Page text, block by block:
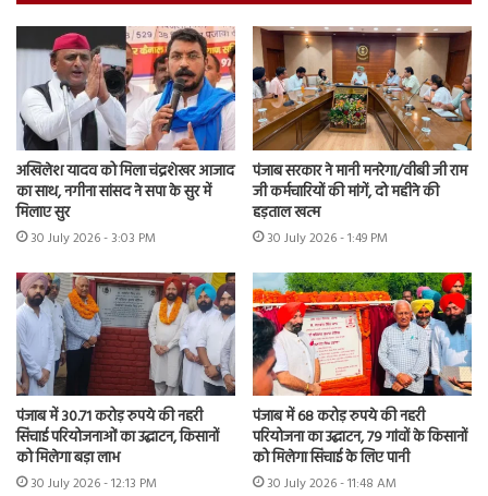
अखिलेश यादव को मिला चंद्रशेखर आजाद
का साथ, नगीना सांसद ने सपा के सुर में
मिलाए सुर
30 July 2026 - 3:03 PM
पंजाब सरकार ने मानी मनरेगा/वीबी जी राम
जी कर्मचारियों की मांगें, दो महीने की
हड़ताल खत्म
30 July 2026 - 1:49 PM
पंजाब में 30.71 करोड़ रुपये की नहरी
सिंचाई परियोजनाओं का उद्घाटन, किसानों
को मिलेगा बड़ा लाभ
30 July 2026 - 12:13 PM
पंजाब में 68 करोड़ रुपये की नहरी
परियोजना का उद्घाटन, 79 गांवों के किसानों
को मिलेगा सिंचाई के लिए पानी
30 July 2026 - 11:48 AM